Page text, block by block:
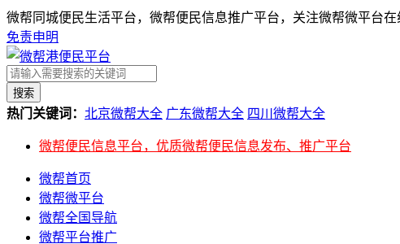
微帮同城便民生活平台，微帮便民信息推广平台，关注微帮微平台
免责申明
搜索
热门关键词： 北京微帮大全 广东微帮大全 四川微帮大全
微帮便民信息平台，优质微帮便民信息发布、推广平台
微帮首页
微帮微平台
微帮全国导航
微帮平台推广